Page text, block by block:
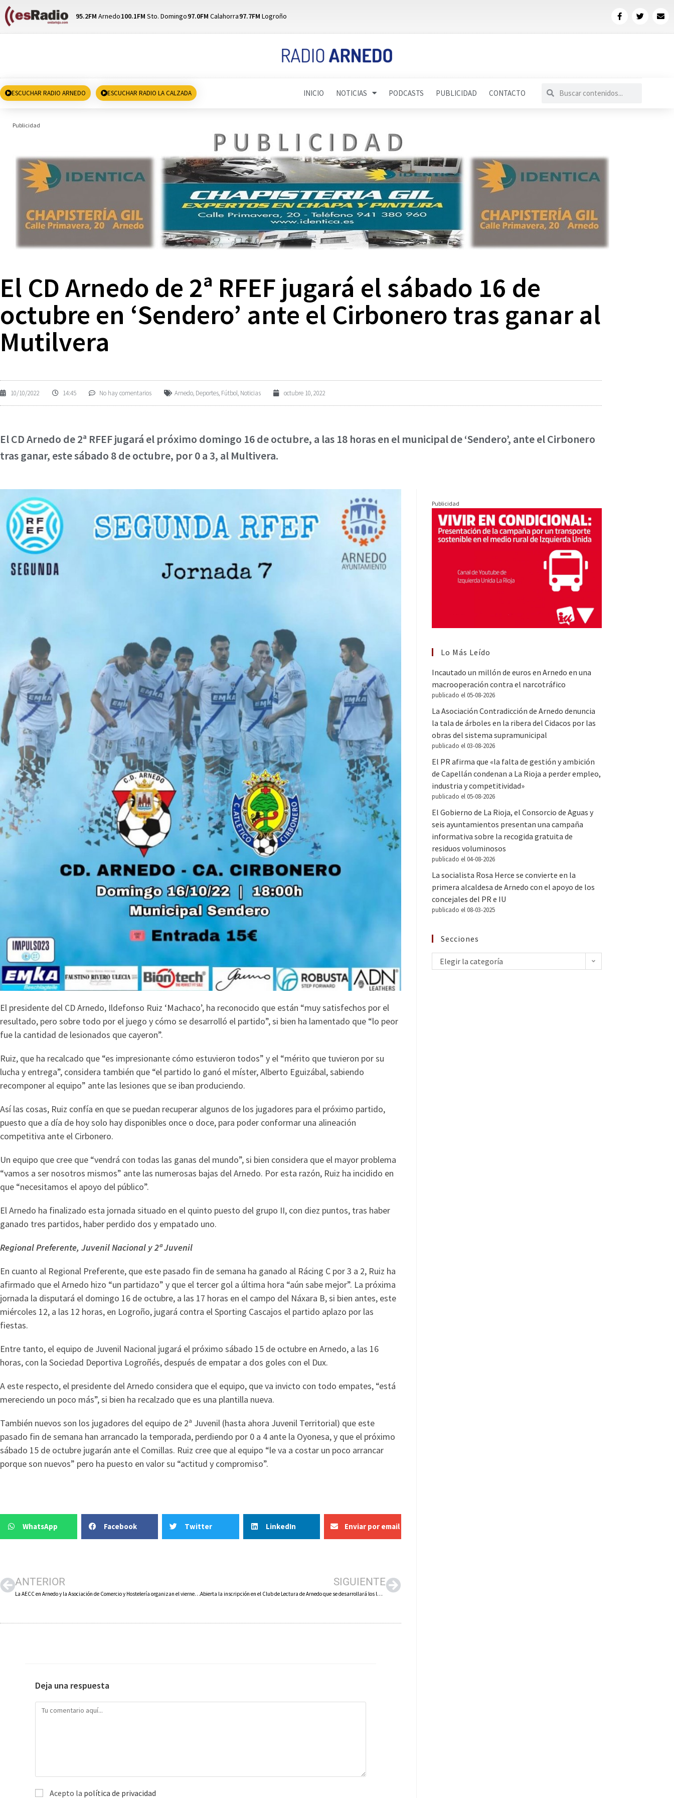
95.2FM Arnedo100.1FM Sto. Domingo97.0FM Calahorra97.7FM Logroño
ESCUCHAR RADIO ARNEDO ESCUCHAR RADIO LA CALZADA INICIO NOTICIAS PODCASTS PUBLICIDAD CONTACTO
Publicidad
El CD Arnedo de 2ª RFEF jugará el sábado 16 de
octubre en ‘Sendero’ ante el Cirbonero tras ganar al
Mutilvera
10/10/2022 14:45 No hay comentarios Arnedo, Deportes, Fútbol, Noticias octubre 10, 2022
El CD Arnedo de 2ª RFEF jugará el próximo domingo 16 de octubre, a las 18 horas en el municipal de ‘Sendero’, ante el Cirbonero
tras ganar, este sábado 8 de octubre, por 0 a 3, al Multivera.
El presidente del CD Arnedo, Ildefonso Ruiz ‘Machaco’, ha reconocido que están “muy satisfechos por el
resultado, pero sobre todo por el juego y cómo se desarrolló el partido”, si bien ha lamentado que “lo peor
fue la cantidad de lesionados que cayeron”.
Ruiz, que ha recalcado que “es impresionante cómo estuvieron todos” y el “mérito que tuvieron por su
lucha y entrega”, considera también que “el partido lo ganó el míster, Alberto Eguizábal, sabiendo
recomponer al equipo” ante las lesiones que se iban produciendo.
Así las cosas, Ruiz confía en que se puedan recuperar algunos de los jugadores para el próximo partido,
puesto que a día de hoy solo hay disponibles once o doce, para poder conformar una alineación
competitiva ante el Cirbonero.
Un equipo que cree que “vendrá con todas las ganas del mundo”, si bien considera que el mayor problema
“vamos a ser nosotros mismos” ante las numerosas bajas del Arnedo. Por esta razón, Ruiz ha incidido en
que “necesitamos el apoyo del público”.
El Arnedo ha finalizado esta jornada situado en el quinto puesto del grupo II, con diez puntos, tras haber
ganado tres partidos, haber perdido dos y empatado uno.
Regional Preferente, Juvenil Nacional y 2ª Juvenil
En cuanto al Regional Preferente, que este pasado fin de semana ha ganado al Rácing C por 3 a 2, Ruiz ha
afirmado que el Arnedo hizo “un partidazo” y que el tercer gol a última hora “aún sabe mejor”. La próxima
jornada la disputará el domingo 16 de octubre, a las 17 horas en el campo del Náxara B, si bien antes, este
miércoles 12, a las 12 horas, en Logroño, jugará contra el Sporting Cascajos el partido aplazo por las
fiestas.
Entre tanto, el equipo de Juvenil Nacional jugará el próximo sábado 15 de octubre en Arnedo, a las 16
horas, con la Sociedad Deportiva Logroñés, después de empatar a dos goles con el Dux.
A este respecto, el presidente del Arnedo considera que el equipo, que va invicto con todo empates, “está
mereciendo un poco más”, si bien ha recalzado que es una plantilla nueva.
También nuevos son los jugadores del equipo de 2ª Juvenil (hasta ahora Juvenil Territorial) que este
pasado fin de semana han arrancado la temporada, perdiendo por 0 a 4 ante la Oyonesa, y que el próximo
sábado 15 de octubre jugarán ante el Comillas. Ruiz cree que al equipo “le va a costar un poco arrancar
porque son nuevos” pero ha puesto en valor su “actitud y compromiso”.
WhatsApp Facebook Twitter LinkedIn Enviar por email
ANTERIOR
La AECC en Arnedo y la Asociación de Comercio y Hostelería organizan el viernes 14 una jornada de fiesta y concienciación contra el cáncer de mama
SIGUIENTE
Abierta la inscripción en el Club de Lectura de Arnedo que se desarrollará los lunes del 24 de octubre al 29 de mayo
Deja una respuesta
Acepto la política de privacidad
Publicidad
Lo Más Leído
Incautado un millón de euros en Arnedo en una
macrooperación contra el narcotráfico
publicado el 05-08-2026
La Asociación Contradicción de Arnedo denuncia
la tala de árboles en la ribera del Cidacos por las
obras del sistema supramunicipal
publicado el 03-08-2026
El PR afirma que «la falta de gestión y ambición
de Capellán condenan a La Rioja a perder empleo,
industria y competitividad»
publicado el 05-08-2026
El Gobierno de La Rioja, el Consorcio de Aguas y
seis ayuntamientos presentan una campaña
informativa sobre la recogida gratuita de
residuos voluminosos
publicado el 04-08-2026
La socialista Rosa Herce se convierte en la
primera alcaldesa de Arnedo con el apoyo de los
concejales del PR e IU
publicado el 08-03-2025
Secciones
Elegir la categoría